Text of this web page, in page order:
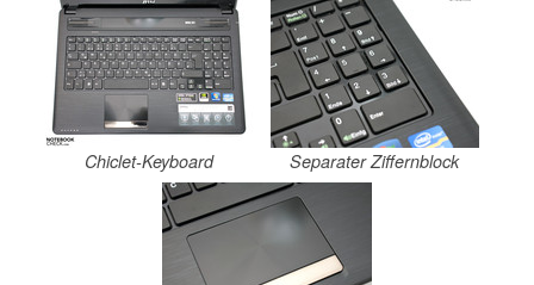
Chiclet-Keyboard Separater Ziffernblock